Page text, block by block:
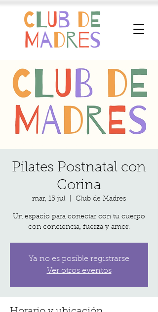
Pilates Postnatal con
Corina
mar, 15 jul Club de Madres
Un espacio para conectar con tu cuerpo
con conciencia, fuerza y amor.
Ya no es posible registrarse
Ver otros eventos